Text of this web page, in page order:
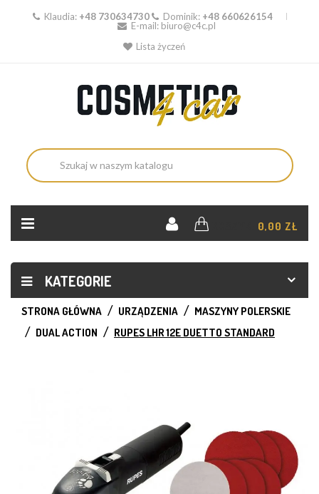
Klaudia: +48 730634730 Dominik: +48 660626154
E-mail: biuro@c4c.pl
Lista życzeń
0,00 ZŁ
KATEGORIE
STRONA GŁÓWNA URZĄDZENIA
MASZYNY POLERSKIE
DUAL ACTION
RUPES LHR 12E DUETTO STANDARD